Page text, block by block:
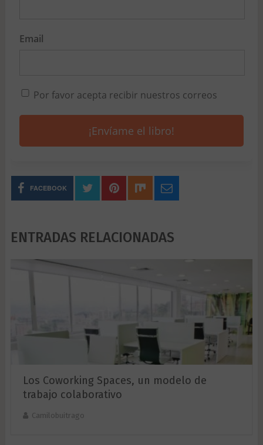
Email
Por favor acepta recibir nuestros correos
¡Envíame el libro!
FACEBOOK
ENTRADAS RELACIONADAS
Los Coworking Spaces, un modelo de
trabajo colaborativo
Camilobuitrago